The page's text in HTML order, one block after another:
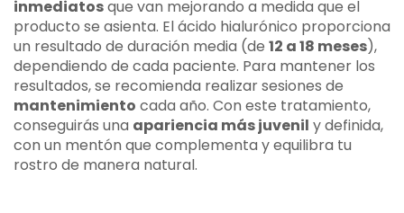
inmediatosque van mejorando a medida que el
producto se asienta. El ácido hialurónico proporciona
un resultado de duración media (de 12 a 18 meses),
dependiendo de cada paciente. Para mantener los
resultados, se recomienda realizar sesiones de
mantenimiento cada año. Con este tratamiento,
conseguirás una apariencia más juvenil y definida,
con un mentón que complementa y equilibra tu
rostro de manera natural.